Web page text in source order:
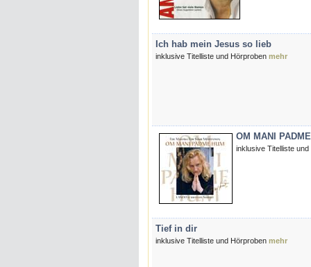
Ich hab mein Jesus so lieb
inklusive Titelliste und Hörproben mehr
OM MANI
inklusive Titelliste
Tief in dir
inklusive Titelliste und Hörproben mehr